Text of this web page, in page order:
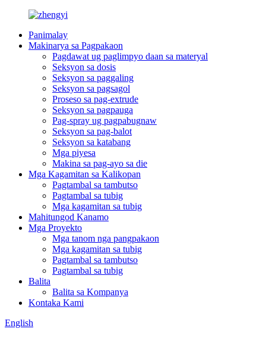
Panimalay
Makinarya sa Pagpakaon
Pagdawat ug paglimpyo daan sa materyal
Seksyon sa dosis
Seksyon sa paggaling
Seksyon sa pagsagol
Proseso sa pag-extrude
Seksyon sa pagpauga
Pag-spray ug pagpabugnaw
Seksyon sa pag-balot
Seksyon sa katabang
Mga piyesa
Makina sa pag-ayo sa die
Mga Kagamitan sa Kalikopan
Pagtambal sa tambutso
Pagtambal sa tubig
Mga kagamitan sa tubig
Mahitungod Kanamo
Mga Proyekto
Mga tanom nga pangpakaon
Mga kagamitan sa tubig
Pagtambal sa tambutso
Pagtambal sa tubig
Balita
Balita sa Kompanya
Kontaka Kami
English